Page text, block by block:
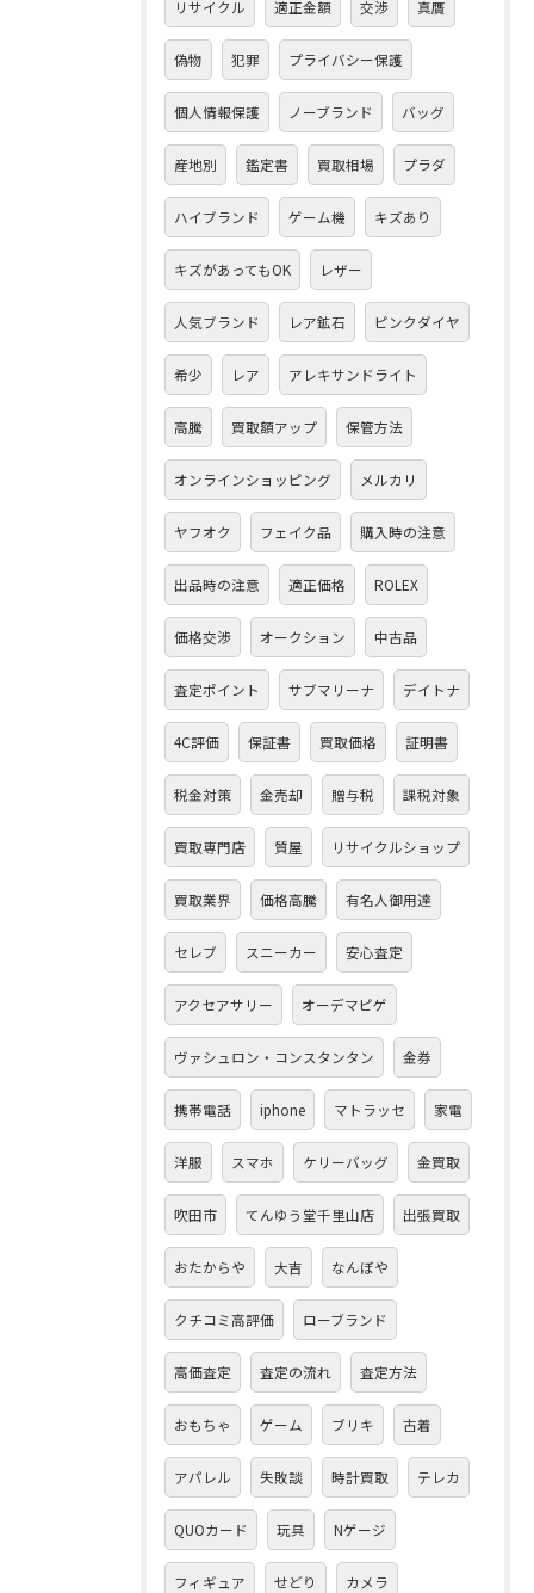
リサイクル 適正金額 交渉 真贋
偽物 犯罪 プライバシー保護
個人情報保護 ノーブランド バッグ
産地別 鑑定書 買取相場 プラダ
ハイブランド ゲーム機 キズあり
キズがあってもOK レザー
人気ブランド レア鉱石 ピンクダイヤ
希少 レア アレキサンドライト
高騰 買取額アップ 保管方法
オンラインショッピング メルカリ
ヤフオク フェイク品 購入時の注意
出品時の注意 適正価格 ROLEX
価格交渉 オークション 中古品
査定ポイント サブマリーナ デイトナ
4C評価 保証書 買取価格 証明書
税金対策 金売却 贈与税 課税対象
買取専門店 質屋 リサイクルショップ
買取業界 価格高騰 有名人御用達
セレブ スニーカー 安心査定
アクセアサリー オーデマピゲ
ヴァシュロン・コンスタンタン 金券
携帯電話 iphone マトラッセ 家電
洋服 スマホ ケリーバッグ 金買取
吹田市 てんゆう堂千里山店 出張買取
おたからや 大吉 なんぼや
クチコミ高評価 ローブランド
高価査定 査定の流れ 査定方法
おもちゃ ゲーム ブリキ 古着
アパレル 失敗談 時計買取 テレカ
QUOカード 玩具 Nゲージ
フィギュア せどり カメラ